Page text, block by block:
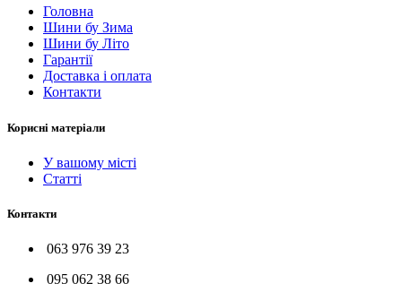
Головна
Шини бу Зима
Шини бу Літо
Гарантії
Доставка і оплата
Контакти
Корисні матеріали
У вашому місті
Статті
Контакти
063 976 39 23
095 062 38 66